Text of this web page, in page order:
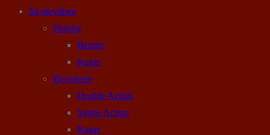
Skydevåben
Pistoler
Beretta
Ruger
Revolvere
Double Action
Single Action
Ruger